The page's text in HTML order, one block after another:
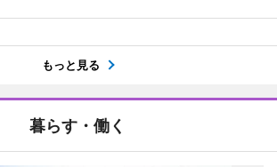
もっと見る
暮らす・働く